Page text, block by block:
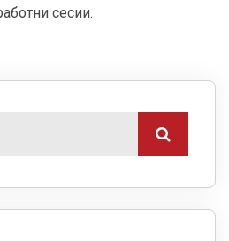
сесии.